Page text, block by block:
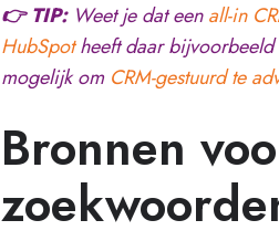
👉 TIP:Weet je dat eenall-in
HubSpotheeft daar bijvoorbeeld
mogelijk om CRM-gestuurd te
Bronnen